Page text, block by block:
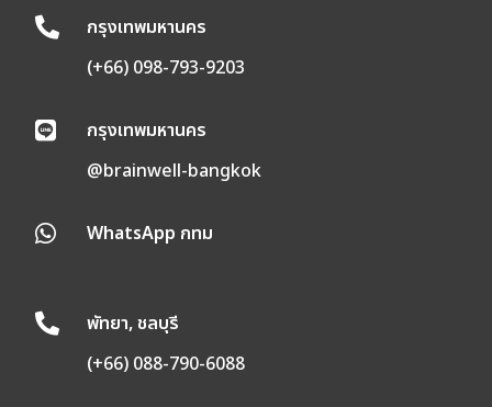

กรุงเทพมหานคร
(+66) 098-793-9203

กรุงเทพมหานคร
@brainwell-bangkok
 WhatsApp กทม

พัทยา, ชลบุรี
(+66) 088-790-6088